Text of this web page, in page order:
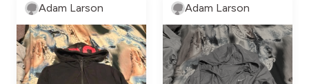
Adam Larson Adam Larson